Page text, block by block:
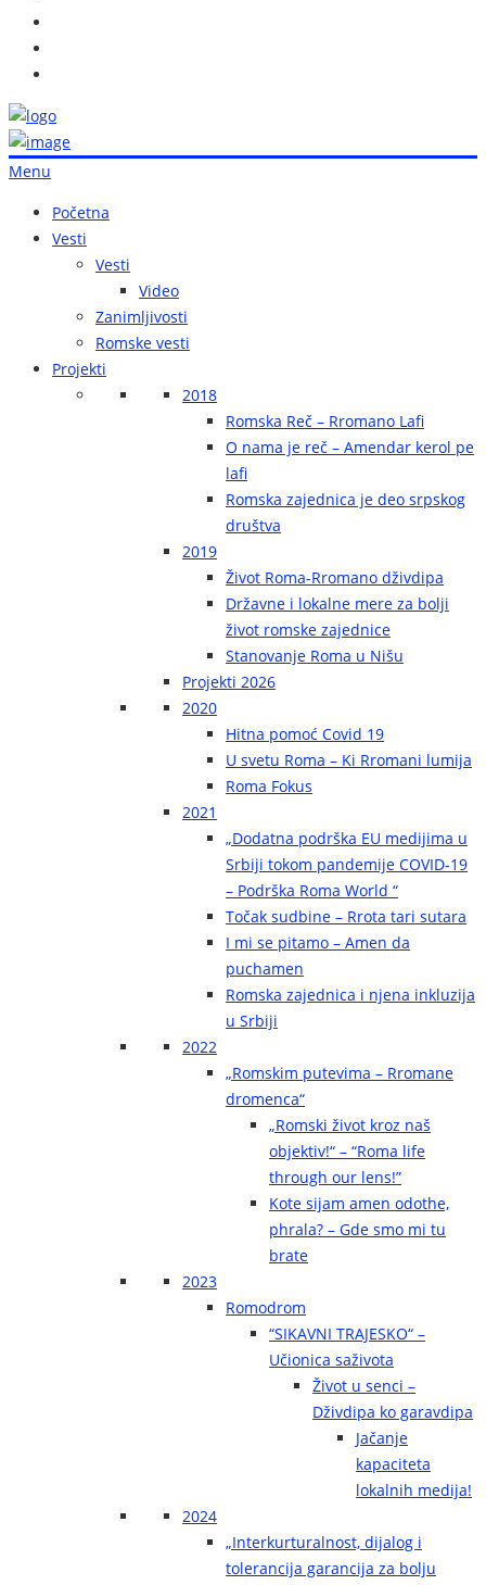
Menu
Početna
Vesti
Vesti
Video
Zanimljivosti
Romske vesti
Projekti
2018
Romska Reč – Rromano Lafi
O nama je reč – Amendar kerol pe
lafi
Romska zajednica je deo srpskog
društva
2019
Život Roma-Rromano dživdipa
Državne i lokalne mere za bolji
život romske zajednice
Stanovanje Roma u Nišu
Projekti 2026
2020
Hitna pomoć Covid 19
U svetu Roma – Ki Rromani lumija
Roma Fokus
2021
„Dodatna podrška EU medijima u
Srbiji tokom pandemije COVID-19
– Podrška Roma World “
Točak sudbine – Rrota tari sutara
I mi se pitamo – Amen da
puchamen
Romska zajednica i njena inkluzija
u Srbiji
2022
„Romskim putevima – Rromane
dromenca“
„Romski život kroz naš
objektiv!“ – “Roma life
through our lens!”
Kote sijam amen odothe,
phrala? – Gde smo mi tu
brate
2023
Romodrom
“SIKAVNI TRAJESKO“ –
Učionica saživota
Život u senci –
Dživdipa ko garavdipa
Jačanje
kapaciteta
lokalnih medija!
2024
„Interkurturalnost, dijalog i
tolerancija garancija za bolju